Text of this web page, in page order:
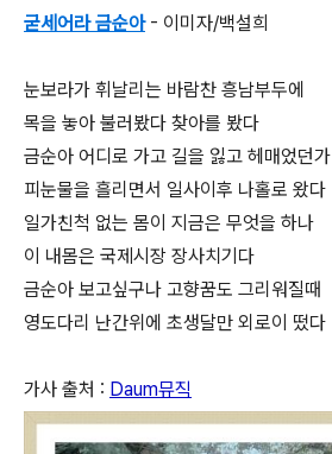
굳세어라 금순아- 이미자/백설희
눈보라가 휘날리는 바람찬 흥남부두에
목을 놓아 불러봤다 찾아를 봤다
금순아 어디로 가고 길을 잃고 헤매었던가
피눈물을 흘리면서 일사이후 나홀로 왔다
일가친척 없는 몸이 지금은 무엇을 하나
이 내몸은 국제시장 장사치기다
금순아 보고싶구나 고향꿈도 그리워질때
영도다리 난간위에 초생달만 외로이 떴다
가사 출처 : Daum뮤직